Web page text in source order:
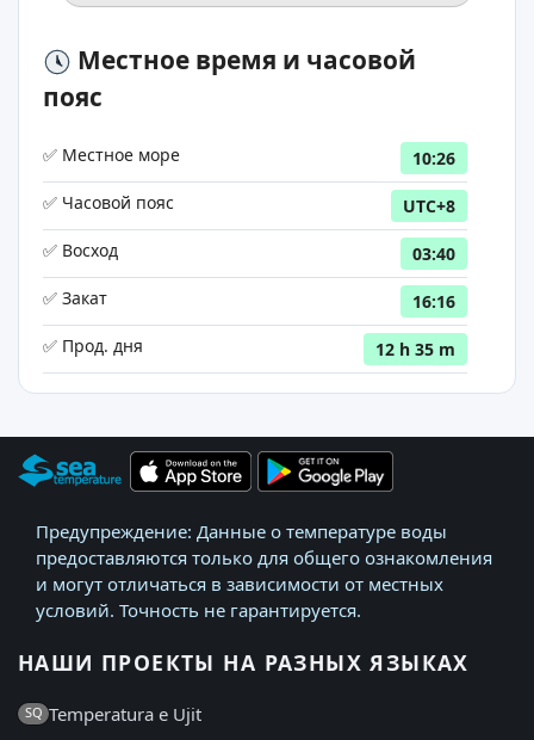
Местное время и часовой
пояс
✅ Местное море
10:26
✅ Часовой пояс
UTC+8
✅ Восход
03:40
✅ Закат
16:16
✅ Прод. дня
12 h 35 m
Предупреждение: Данные о температуре воды
предоставляются только для общего ознакомления
и могут отличаться в зависимости от местных
условий. Точность не гарантируется.
НАШИ ПРОЕКТЫ НА РАЗНЫХ ЯЗЫКАХ
SQ Temperatura e Ujit